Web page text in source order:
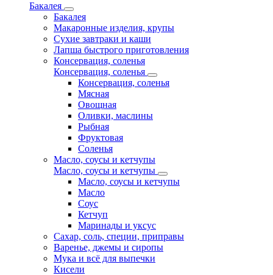
Бакалея
Бакалея
Макаронные изделия, крупы
Сухие завтраки и каши
Лапша быстрого приготовления
Консервация, соленья
Консервация, соленья
Консервация, соленья
Мясная
Овощная
Оливки, маслины
Рыбная
Фруктовая
Соленья
Масло, соусы и кетчупы
Масло, соусы и кетчупы
Масло, соусы и кетчупы
Масло
Соус
Кетчуп
Маринады и уксус
Сахар, соль, специи, приправы
Варенье, джемы и сиропы
Мука и всё для выпечки
Кисели